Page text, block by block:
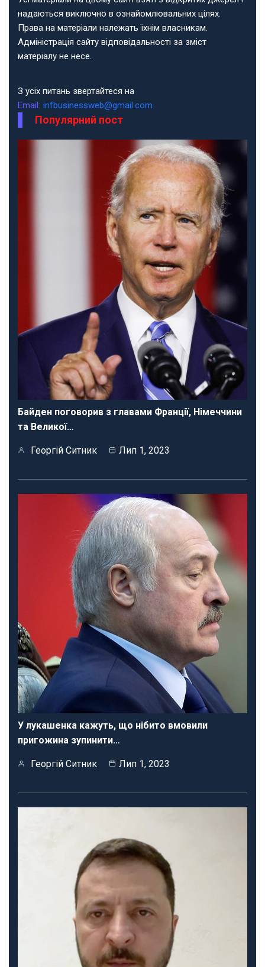
надаються виключно в ознайомлювальних цілях.
Права на матеріали належать їхнім власникам.
Адміністрація сайту відповідальності за зміст
матеріалу не несе.
З усіх питань звертайтеся на
Email: infbusinessweb@gmail.com
Популярний пост
Байден поговорив з главами Франції, Німеччини
та Великої…
Георгій Ситник Лип 1, 2023
У лукашенка кажуть, що нібито вмовили
пригожина зупинити…
Георгій Ситник Лип 1, 2023